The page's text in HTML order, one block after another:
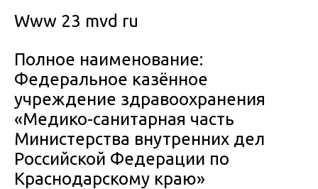
Www 23 mvd ru
Полное наименование:
Федеральное казённое
учреждение здравоохранения
«Медико-санитарная часть
Министерства внутренних дел
Российской Федерации по
Краснодарскому краю»